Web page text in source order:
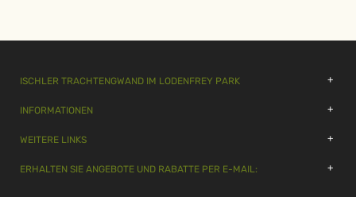
ISCHLER TRACHTENGWAND IM LODENFREY PARK
INFORMATIONEN
WEITERE LINKS
ERHALTEN SIE ANGEBOTE UND RABATTE PER E-MAIL: